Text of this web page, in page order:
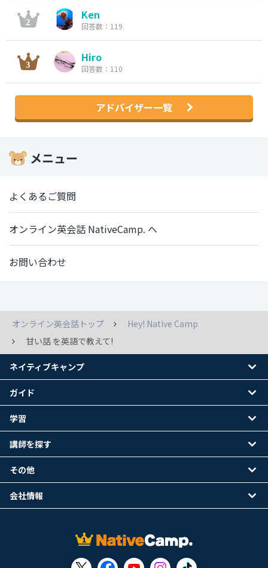
Ken
回答数：119
Hiro
回答数：110
アドバイザー一覧
メニュー
よくあるご質問
オンライン英会話 NativeCamp. へ
お問い合わせ
オンライン英会話トップ
Hey! Native Camp
甘い話 を英語で教えて!
ネイティブキャンプ
ガイド
学習
講師を探す
その他
会社情報